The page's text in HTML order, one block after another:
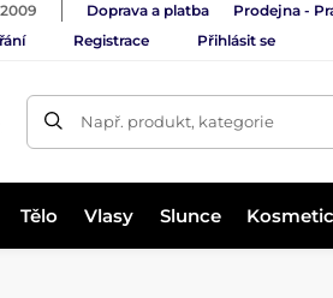
Doprava a platba Prodejna -
Registrace Přihlásit se
Např. produkt, kategorie
Tělo Vlasy Slunce